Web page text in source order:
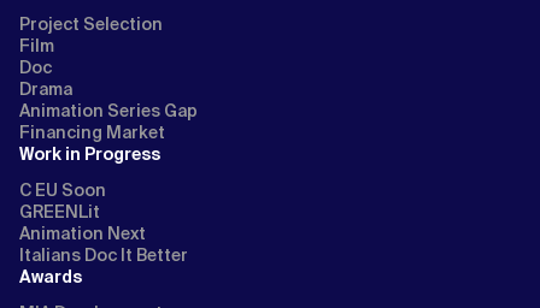
Project Selection
Film
Doc
Drama
Animation Series Gap
Financing Market
Work in Progress
C EU Soon
GREENLit
Animation Next
Italians Doc It Better
Awards